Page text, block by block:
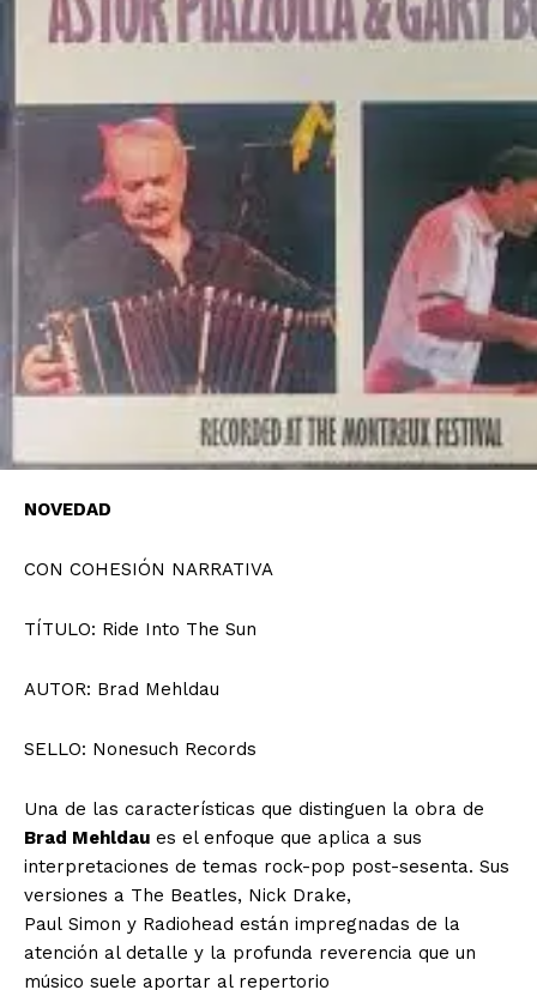
NOVEDAD
CON COHESIÓN NARRATIVA
TÍTULO: Ride Into The Sun
AUTOR: Brad Mehldau
SELLO: Nonesuch Records
Una de las características que distinguen la obra de
Brad Mehldau es el enfoque que aplica a sus
interpretaciones de temas rock-pop post-sesenta. Sus
versiones a The Beatles, Nick Drake,
Paul Simon y Radiohead están impregnadas de la
atención al detalle y la profunda reverencia que un
músico suele aportar al repertorio